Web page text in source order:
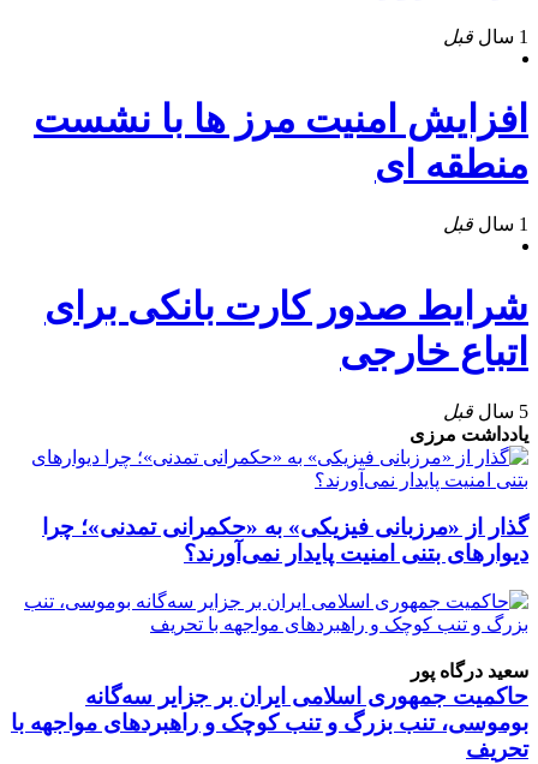
1 سال قبل
افزایش امنیت مرز ها با نشست
منطقه ای
1 سال قبل
شرایط صدور کارت بانکی برای
اتباع خارجی
5 سال
قبل
یادداشت مرزی
گذار از «مرزبانی فیزیکی» به «حکمرانی تمدنی»؛ چرا
دیوارهای بتنی امنیت پایدار نمی‌آورند؟
سعید درگاه پور
حاکمیت جمهوری اسلامی ایران بر جزایر سه‌گانه
بوموسی، تنب بزرگ و‌ تنب کوچک و راهبردهای مواجهه با
تحریف